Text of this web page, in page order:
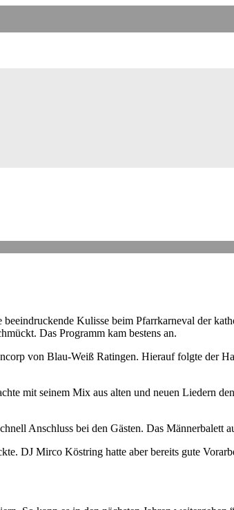
Kulisse beim Pfarrkarneval der
Das Programm kam bestens an.
von Blau-Weiß Ratingen. Hierauf folgte der
mit seinem Mix aus alten und neuen Liedern
Anschluss bei den Gästen. Das Männerbalett
DJ Mirco Köstring hatte aber bereits gute